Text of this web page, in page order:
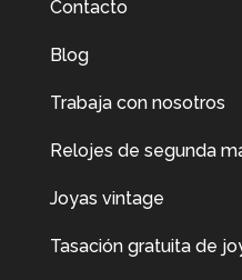
Contacto
Blog
Trabaja con nosotros
Relojes de segunda
Joyas vintage
Tasación gratuita de